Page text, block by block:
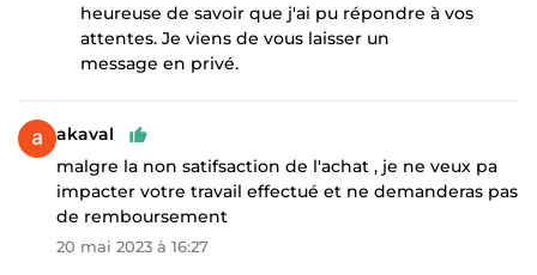
heureuse de savoir que j'ai pu répondre à vos
attentes. Je viens de vous laisser un
message en privé.
akaval
malgre la non satifsaction de l'achat , je ne veux pa
impacter votre travail effectué et ne demanderas pas
de remboursement
20 mai 2023 à 16:27